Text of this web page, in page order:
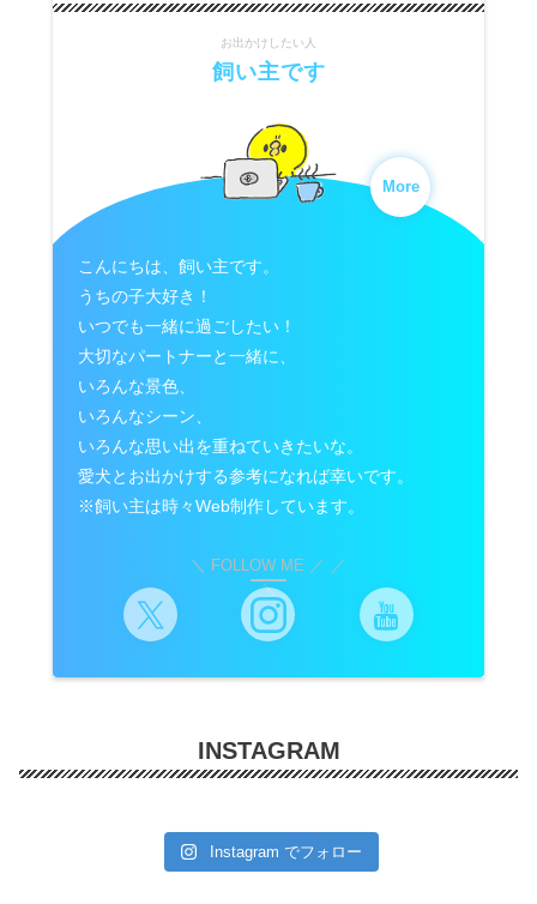
お出かけしたい人
飼い主です
More
こんにちは、飼い主です。
うちの子大好き！
いつでも一緒に過ごしたい！
大切なパートナーと一緒に、
いろんな景色、
いろんなシーン、
いろんな思い出を重ねていきたいな。
愛犬とお出かけする参考になれば幸いです。
※飼い主は時々Web制作しています。
＼ FOLLOW ME ／
INSTAGRAM
Instagram でフォロー